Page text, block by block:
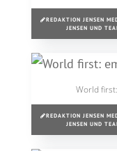
REDAKTION JENSEN
JENSEN UND
World
REDAKTION JENSEN
JENSEN UND